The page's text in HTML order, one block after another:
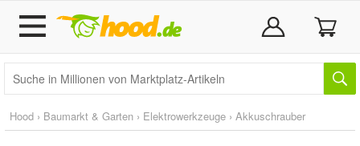
Hood › Baumarkt & Garten › Elektrowerkzeuge › Akkuschrauber